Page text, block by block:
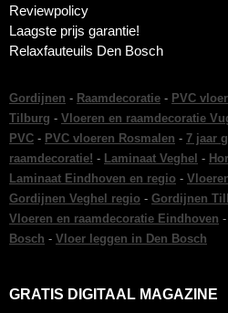
Reviewpolicy
Laagste prijs garantie!
Relaxfauteuils Den Bosch
Gordijnen - Raamdecoratie - PVC
Tilburg - Vloeren en raamdecoratie
PVC - PVC vloeren Rosmalen - 7 jaar
raamdecoratie! - Laminaat Veghel -
Laminaat Eindhoven en regio -
Gordijnen Veghel regio - Gordijnen
Vloeren en raamdecoratie Eindhoven -
Bosch - Vloer leggen in Den Bosch
GRATIS DIGITAAL MAGAZINE